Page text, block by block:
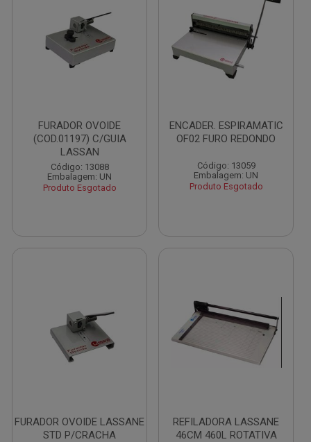
FURADOR OVOIDE
(COD.01197) C/GUIA
LASSAN
Código: 13088
Embalagem: UN
Produto Esgotado
ENCADER. ESPIRAMATIC
OF02 FURO REDONDO
Código: 13059
Embalagem: UN
Produto Esgotado
FURADOR OVOIDE LASSANE
STD P/CRACHA
REFILADORA LASSANE
46CM 460L ROTATIVA